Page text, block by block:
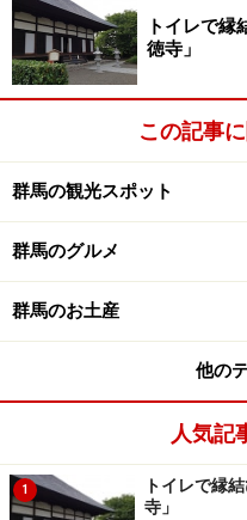
湯」の名前で親しまれて
回復に効果があると言わ
い湯として知られています
伊香保のマスコット「石段
は温泉まんじゅうと全身が
段くん」です。顔が温泉
のついた風呂桶型の帽
段で、てぬぐいをスカ
温泉モードの「石段くん
長として、様々なイベン
トイレで縁
徳寺」
この記事
群馬の観光スポット
群馬のグルメ
群馬のお土産
他の
人気記
1
トイレで縁
寺」